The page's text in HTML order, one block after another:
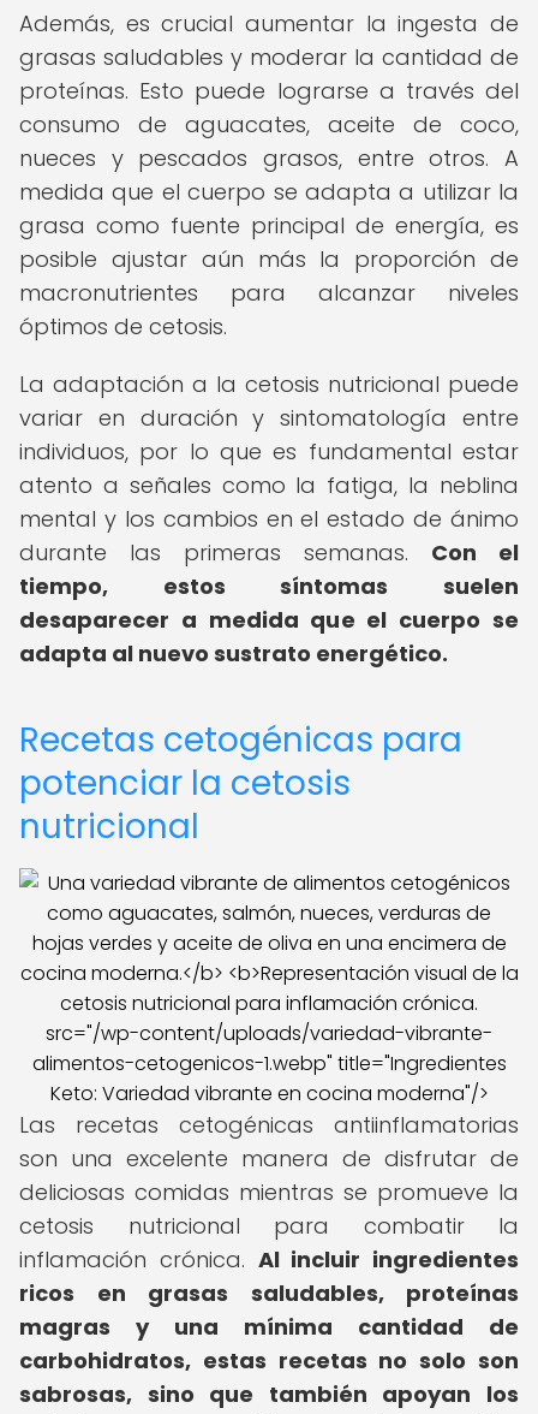
Además, es crucial aumentar la ingesta de
grasas saludables y moderar la cantidad de
proteínas. Esto puede lograrse a través del
consumo de aguacates, aceite de coco,
nueces y pescados grasos, entre otros. A
medida que el cuerpo se adapta a utilizar la
grasa como fuente principal de energía, es
posible ajustar aún más la proporción de
macronutrientes para alcanzar niveles
óptimos de cetosis.
La adaptación a la cetosis nutricional puede
variar en duración y sintomatología entre
individuos, por lo que es fundamental estar
atento a señales como la fatiga, la neblina
mental y los cambios en el estado de ánimo
durante las primeras semanas. Con el
tiempo, estos síntomas suelen
desaparecer a medida que el cuerpo se
adapta al nuevo sustrato energético.
Recetas cetogénicas para
potenciar la cetosis
nutricional
src="/wp-content/uploads/variedad-vibrante-
alimentos-cetogenicos-1.webp" title="Ingredientes
Keto: Variedad vibrante en cocina moderna"/>
Las recetas cetogénicas antiinflamatorias
son una excelente manera de disfrutar de
deliciosas comidas mientras se promueve la
cetosis nutricional para combatir la
inflamación crónica. Al incluir ingredientes
ricos en grasas saludables, proteínas
magras y una mínima cantidad de
carbohidratos, estas recetas no solo son
sabrosas, sino que también apoyan los